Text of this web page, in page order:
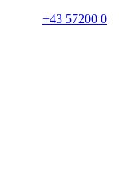
+43 57200 0